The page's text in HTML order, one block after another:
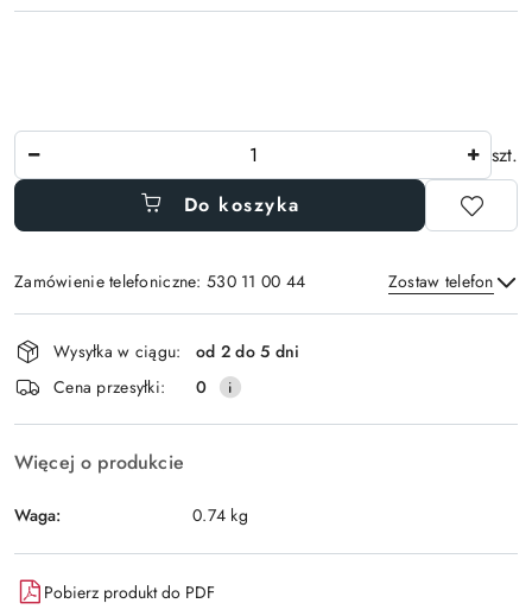
szt.
Do koszyka
Zamówienie telefoniczne: 530 11 00 44 Zostaw telefon
Wyślij
Dostępność
i
dostawa
Wysyłka w ciągu:
od 2 do 5 dni
Cena przesyłki:
0
Więcej o produkcie
Waga: 0.74 kg
Pobierz produkt do PDF